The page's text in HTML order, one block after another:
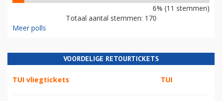
6% (11 stemmen)
Totaal aantal stemmen: 170
Meer polls
VOORDELIGE RETOURTICKETS
TUI vliegtickets TUI